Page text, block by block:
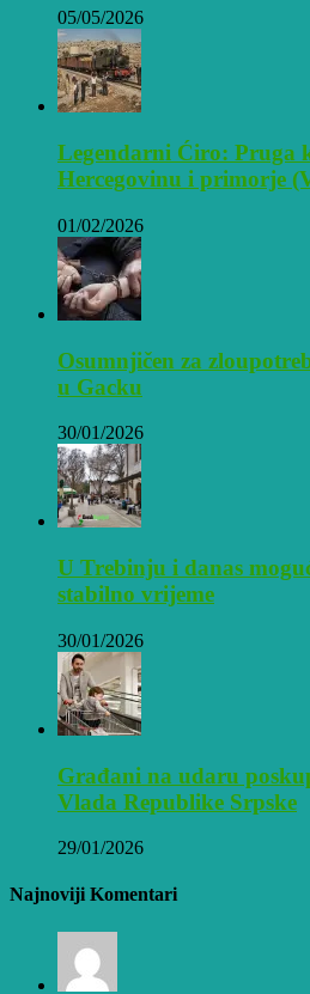
05/05/2026
Legendarni Ćiro: Pruga
Hercegovinu i primorje
01/02/2026
Osumnjičen za
u Gacku
30/01/2026
U Trebinju i danas
stabilno vrijeme
30/01/2026
Građani na udaru
Vlada Republike Srpske
29/01/2026
Najnoviji Komentari